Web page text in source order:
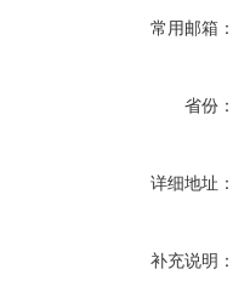
常用邮箱：
省份：
详细地址：
补充说明：